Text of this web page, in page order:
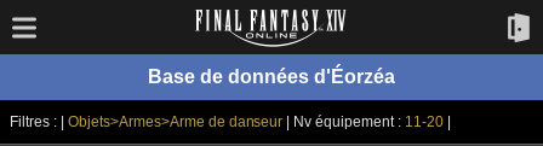
Base de données d'Éorzéa
Filtres : | Objets>Armes>Arme de danseur | Nv équipement : 11-20